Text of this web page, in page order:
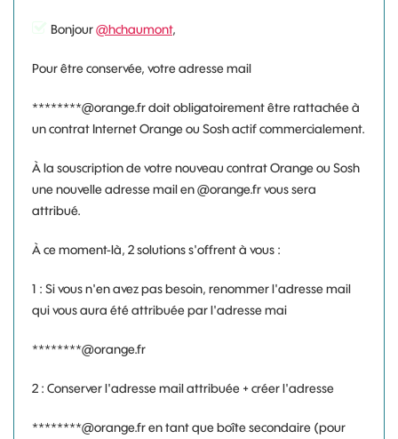
Bonjour@hchaumont,
Pour être conservée, votre adresse mail
********@orange.fr doit obligatoirement être rattachée à
un contrat Internet Orange ou Sosh actif commercialement.
À la souscription de votre nouveau contrat Orange ou Sosh
une nouvelle adresse mail en @orange.fr vous sera
attribué.
À ce moment-là, 2 solutions s'offrent à vous :
1 : Si vous n'en avez pas besoin, renommer l'adresse mail
qui vous aura été attribuée par l'adresse mai
********@orange.fr
2 : Conserver l'adresse mail attribuée + créer l'adresse
********@orange.fr en tant que boîte secondaire (pour